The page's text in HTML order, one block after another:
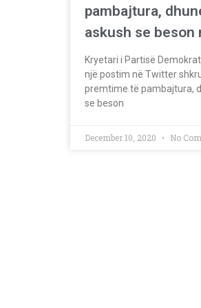
pambajtura,
askush se beson
Kryetari i Partisë
një postim në Twitter
premtime të pambajtura,
se beson
December 10, 2020 No